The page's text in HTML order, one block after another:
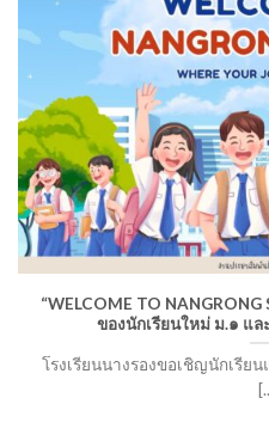
“WELCOME TO
ของนักเรียนใหม่ ม.๑ แ
โรงเรียนนางรองขอเชิญนักเรีย